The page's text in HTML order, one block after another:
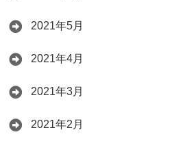
2021年5月
2021年4月
2021年3月
2021年2月